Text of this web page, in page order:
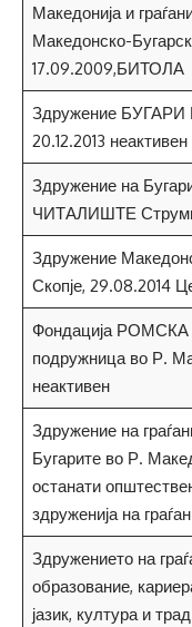
Македонија и
Македонско-
17.09.2009,БИТОЛА
Здружение
20.12.2013 неактивен
Здружение на
ЧИТАЛИШТЕ
Здружение
Скопје, 29.08.2014
Фондација РОМСКА
подружница во Р.
неактивен
Здружение на
Бугарите во Р.
останати
здруженија на
Здружението на
образование,
јазик, култура и